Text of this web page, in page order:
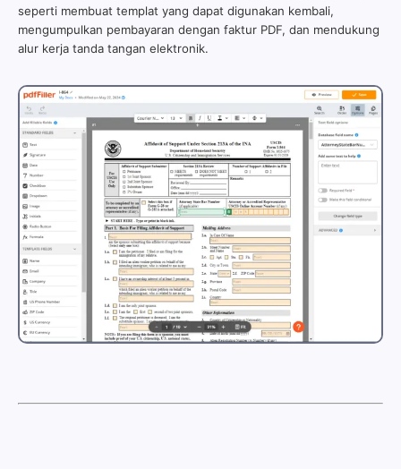
seperti membuat templat yang dapat digunakan kembali,
mengumpulkan pembayaran dengan faktur PDF, dan mendukung
alur kerja tanda tangan elektronik.